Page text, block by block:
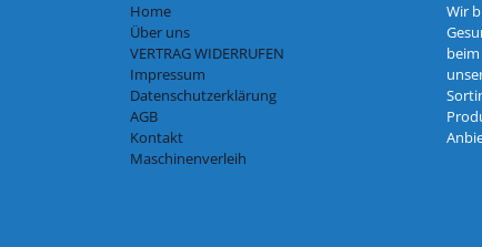
Home
Über uns
VERTRAG WIDERRUFEN
Impressum
Datenschutzerklärung
AGB
Kontakt
Maschinenverleih
Wir